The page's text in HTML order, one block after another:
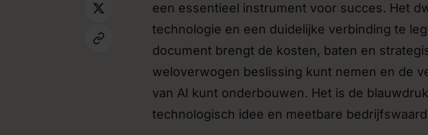
een essentieel instrument voor succes. Het
technologie en een duidelijke verbinding te
document brengt de kosten, baten en
weloverwogen beslissing kunt nemen en de
van AI kunt onderbouwen. Het is de
technologisch idee en meetbare